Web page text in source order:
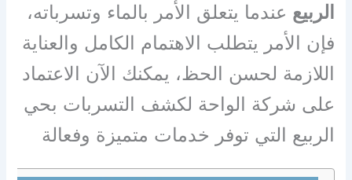
الربيع عندما يتعلق الأمر بالماء وتسرباته،
فإن الأمر يتطلب الاهتمام الكامل والعناية
اللازمة لحسن الحظ، يمكنك الآن الاعتماد
على شركة الواحة لكشف التسربات بحي
الربيع التي توفر خدمات متميزة وفعالة